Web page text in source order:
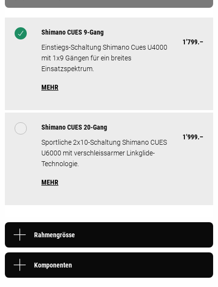
Shimano CUES 9-Gang
Einstiegs-Schaltung Shimano Cues U4000
mit 1x9 Gängen für ein breites
Einsatzspektrum.
MEHR
1’799.–
Shimano CUES 20-Gang
Sportliche 2x10-Schaltung Shimano CUES
U6000 mit verschleissarmer Linkglide-
Technologie.
MEHR
1’999.–
Rahmengrösse
Komponenten